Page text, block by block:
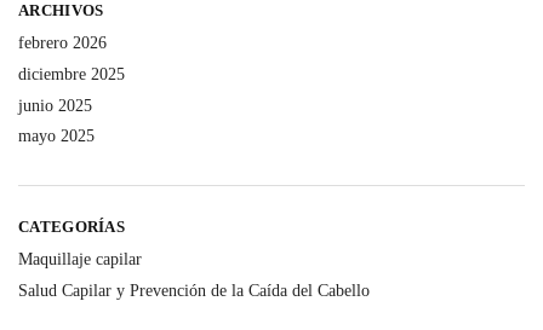
ARCHIVOS
febrero 2026
diciembre 2025
junio 2025
mayo 2025
CATEGORÍAS
Maquillaje capilar
Salud Capilar y Prevención de la Caída del Cabello